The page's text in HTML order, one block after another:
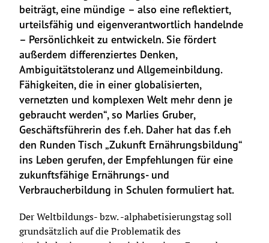
beiträgt, eine mündige – also eine reflektiert,
urteilsfähig und eigenverantwortlich handelnde
– Persönlichkeit zu entwickeln. Sie fördert
außerdem differenziertes Denken,
Ambiguitätstoleranz und Allgemeinbildung.
Fähigkeiten, die in einer globalisierten,
vernetzten und komplexen Welt mehr denn je
gebraucht werden“, so Marlies Gruber,
Geschäftsführerin des f.eh. Daher hat das f.eh
den Runden Tisch „Zukunft Ernährungsbildung“
ins Leben gerufen, der Empfehlungen für eine
zukunftsfähige Ernährungs- und
Verbraucherbildung in Schulen formuliert hat.
Der Weltbildungs- bzw. -alphabetisierungstag soll
grundsätzlich auf die Problematik des